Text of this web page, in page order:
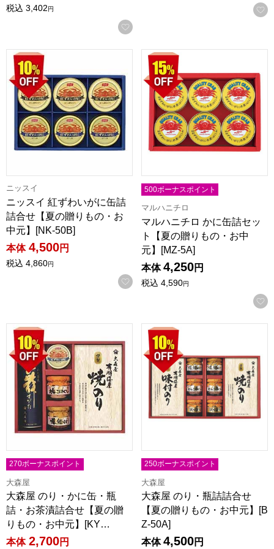
税込 3,402円
お気に入りに登録する
ニッスイ 紅ずわいがに缶詰詰合せ【夏の贈りもの・お中元
ニッスイ
ニッスイ 紅ずわいがに缶詰
詰合せ【夏の贈りもの・お
中元】[NK-50B]
本体 4,500円
税込 4,860円
お気に入りに登録する
マルハニチロ かに缶詰セッ
500ボーナスポイント
マルハニチロ
マルハニチロ かに缶詰セッ
ト【夏の贈りもの・お中
元】[MZ-5A]
本体 4,250円
税込 4,590円
大森屋 のり・かに缶・瓶詰・お茶漬詰合せ【夏の贈りもの
270ボーナスポイント
大森屋
大森屋 のり・かに缶・瓶
詰・お茶漬詰合せ【夏の贈
りもの・お中元】[KY…
本体 2,700円
大森屋 のり・瓶詰詰合せ【
250ボーナスポイント
大森屋
大森屋 のり・瓶詰詰合せ
【夏の贈りもの・お中元】[B
Z-50A]
本体 4,500円